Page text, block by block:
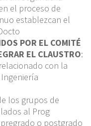
el proceso de
establezcan el
POR EL COMITÉ
EL CLAUSTRO:
con la
los grupos de
al Prog
o postgrado